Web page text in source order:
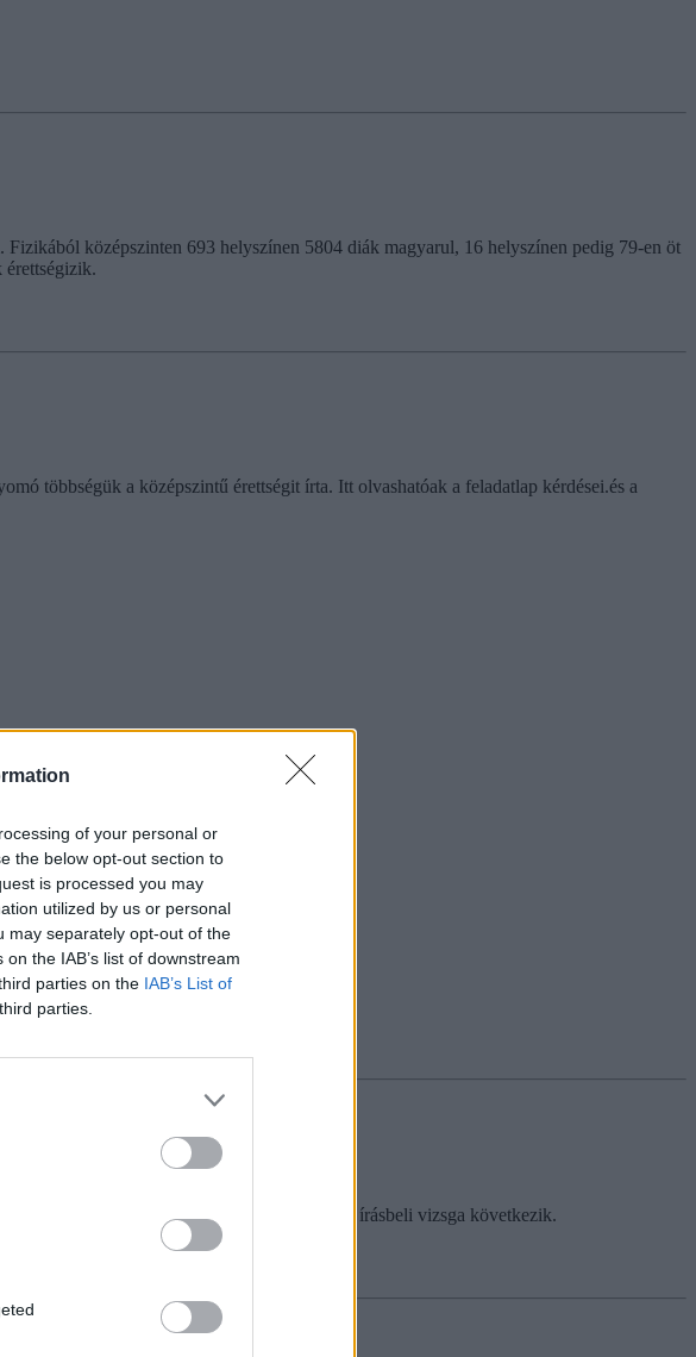
of your personal or
the below opt-out section to
is processed you may
utilized by us or personal
may separately opt-out of the
the IAB’s list of downstream
parties on the IAB’s List of
parties.
középszinten 693 helyszínen 5804 diák magyarul, 16 helyszínen pedig 79-en öt
érettségizik.
többségük a középszintű érettségit írta. Itt olvashatóak a feladatlap kérdései.és a
emelt szintű emberismeret és etika írásbeli vizsga következik.